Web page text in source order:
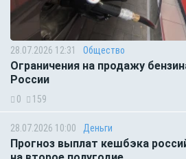
28.07.2026 12:31 Общество
Ограничения на продажу
России
0 159
28.07.2026 10:00 Деньги
Прогноз выплат кешбэка